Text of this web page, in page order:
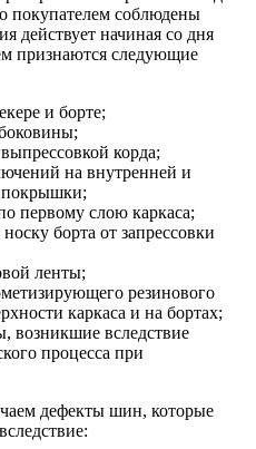
покупателем соблюдены
действует начиная со дня
признаются следующие
и борте;
корда;
на внутренней и
покрышки;
первому слою каркаса;
борта от запрессовки
ленты;
резинового
каркаса и на бортах;
вследствие
процесса при
дефекты шин, которые